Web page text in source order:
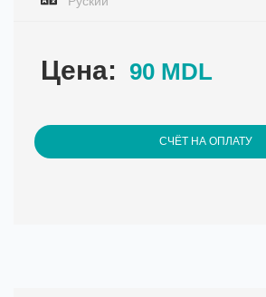
Цена: 90 MDL
СЧЁТ НА ОПЛАТУ